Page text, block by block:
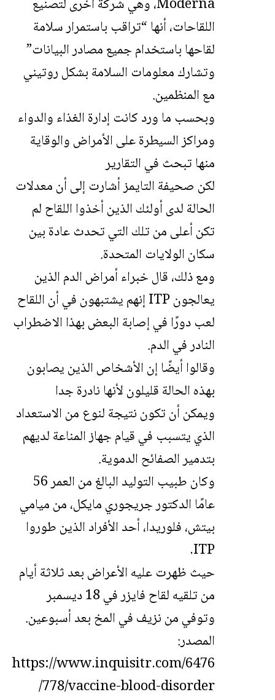
Moderna، وهي شركة أخرى لتصنيع
اللقاحات، أنها “تراقب باستمرار سلامة
لقاحها باستخدام جميع مصادر البيانات”
وتشارك معلومات السلامة بشكل روتيني
مع المنظمين.
وبحسب ما ورد كانت إدارة الغذاء والدواء
ومراكز السيطرة على الأمراض والوقاية
منها تبحث في التقارير
لكن صحيفة التايمز أشارت إلى أن معدلات
الحالة لدى أولئك الذين أخذوا اللقاح لم
تكن أعلى من تلك التي تحدث عادة بين
سكان الولايات المتحدة.
ومع ذلك، قال خبراء أمراض الدم الذين
يعالجون ITP إنهم يشتبهون في أن اللقاح
لعب دورًا في إصابة البعض بهذا الاضطراب
النادر في الدم.
وقالوا أيضًا إن الأشخاص الذين يصابون
بهذه الحالة قليلون لأنها نادرة جدا
ويمكن أن تكون نتيجة لنوع من الاستعداد
الذي يتسبب في قيام جهاز المناعة لديهم
بتدمير الصفائح الدموية.
وكان طبيب التوليد البالغ من العمر 56
عامًا الدكتور جريجوري مايكل، من ميامي
بيتش، فلوريدا، أحد الأفراد الذين طوروا
ITP.
حيث ظهرت عليه الأعراض بعد ثلاثة أيام
من تلقيه لقاح فايزر في 18 ديسمبر
وتوفي من نزيف في المخ بعد أسبوعين.
المصدر:
https://www.inquisitr.com/6476
778/vaccine-blood-disorder/